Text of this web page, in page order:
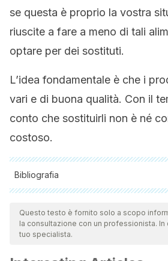
se questa è proprio la vostra
riuscite a fare a meno di tali
optare per dei sostituti.
L’idea fondamentale è che i
vari e di buona qualità. Con il
conto che sostituirli non è né
costoso.
Bibliografia
Tutte le fonti citate sono state
team per garantirne la qualità,
validità. La bibliografia di questo
Questo testo è fornito solo a scopo
la consultazione con un professionista.
tuo specialista.